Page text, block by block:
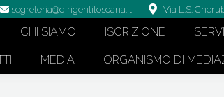
segreteria@dirigentitoscana.it Via L.S.
CHI SIAMO ISCRIZIONE
MEDIA ORGANISMO DI